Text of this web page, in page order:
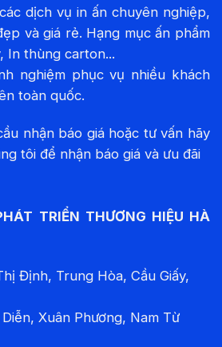
dịch vụ in ấn chuyên nghiệp,
và giá rẻ. Hạng mục ấn phẩm
In thùng carton...
nghiệm phục vụ nhiều khách
toàn quốc.
nhận báo giá hoặc tư vấn hãy
tôi để nhận báo giá và ưu đãi
TRIỂN THƯƠNG HIỆU HÀ
Định, Trung Hòa, Cầu Giấy,
Xuân Phương, Nam Từ